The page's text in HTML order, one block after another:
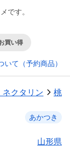
です。
買い得
いて（予約商品）
ネクタリン 桃
あかつき
山形県